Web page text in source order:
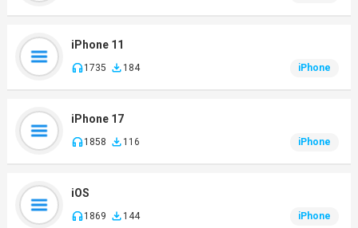
iPhone 11
1735 184 iPhone
iPhone 17
1858 116 iPhone
iOS
1869 144 iPhone